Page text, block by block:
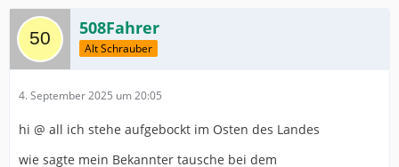
508Fahrer
Alt Schrauber
4. September 2025 um 20:05
hi @ all ich stehe aufgebockt im Osten des Landes
wie sagte mein Bekannter tausche bei dem